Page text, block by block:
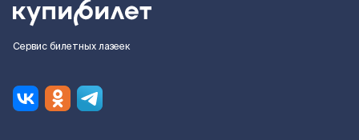
Сервис билетных лазеек